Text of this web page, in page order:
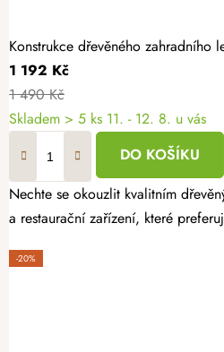
Konstrukce dřevěného zahradního
1 192 Kč
1 490 Kč
Skladem > 5 ks 11. - 12. 8. u vás
DO KOŠÍKU
Nechte se okouzlit kvalitním
a restaurační zařízení, které
-20%